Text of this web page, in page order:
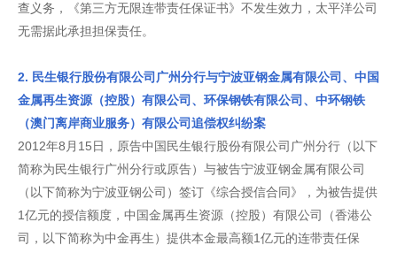
查义务，《第三方无限连带责任保证书》不发生效力，太平洋公司
无需据此承担担保责任。
2. 民生银行股份有限公司广州分行与宁波亚钢金属有限公司、中国
金属再生资源（控股）有限公司、环保钢铁有限公司、中环钢铁
（澳门离岸商业服务）有限公司追偿权纠纷案
2012年8月15日，原告中国民生银行股份有限公司广州分行（以下
简称为民生银行广州分行或原告）与被告宁波亚钢金属有限公司
（以下简称为宁波亚钢公司）签订《综合授信合同》，为被告提供
1亿元的授信额度，中国金属再生资源（控股）有限公司（香港公
司，以下简称为中金再生）提供本金最高额1亿元的连带责任保